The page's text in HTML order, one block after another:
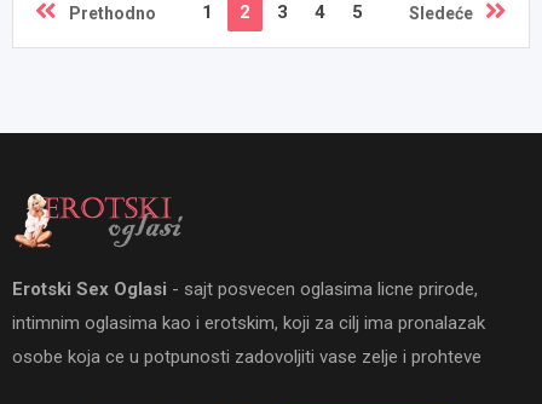
Prethodno 1 2 3 4 5 Sledeće
Erotski Sex Oglasi - sajt posvecen oglasima licne prirode,
intimnim oglasima kao i erotskim, koji za cilj ima pronalazak
osobe koja ce u potpunosti zadovoljiti vase zelje i prohteve